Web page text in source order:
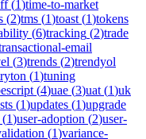
(1)time-to-market
(2)tms (1)toast (1)tokens
(6)tracking (2)trade
email
(3)trends (2)trendyol
(1)tuning
(4)uae (3)uat (1)uk
(1)updates (1)upgrade
(1)user-adoption (2)user-
(1)variance-